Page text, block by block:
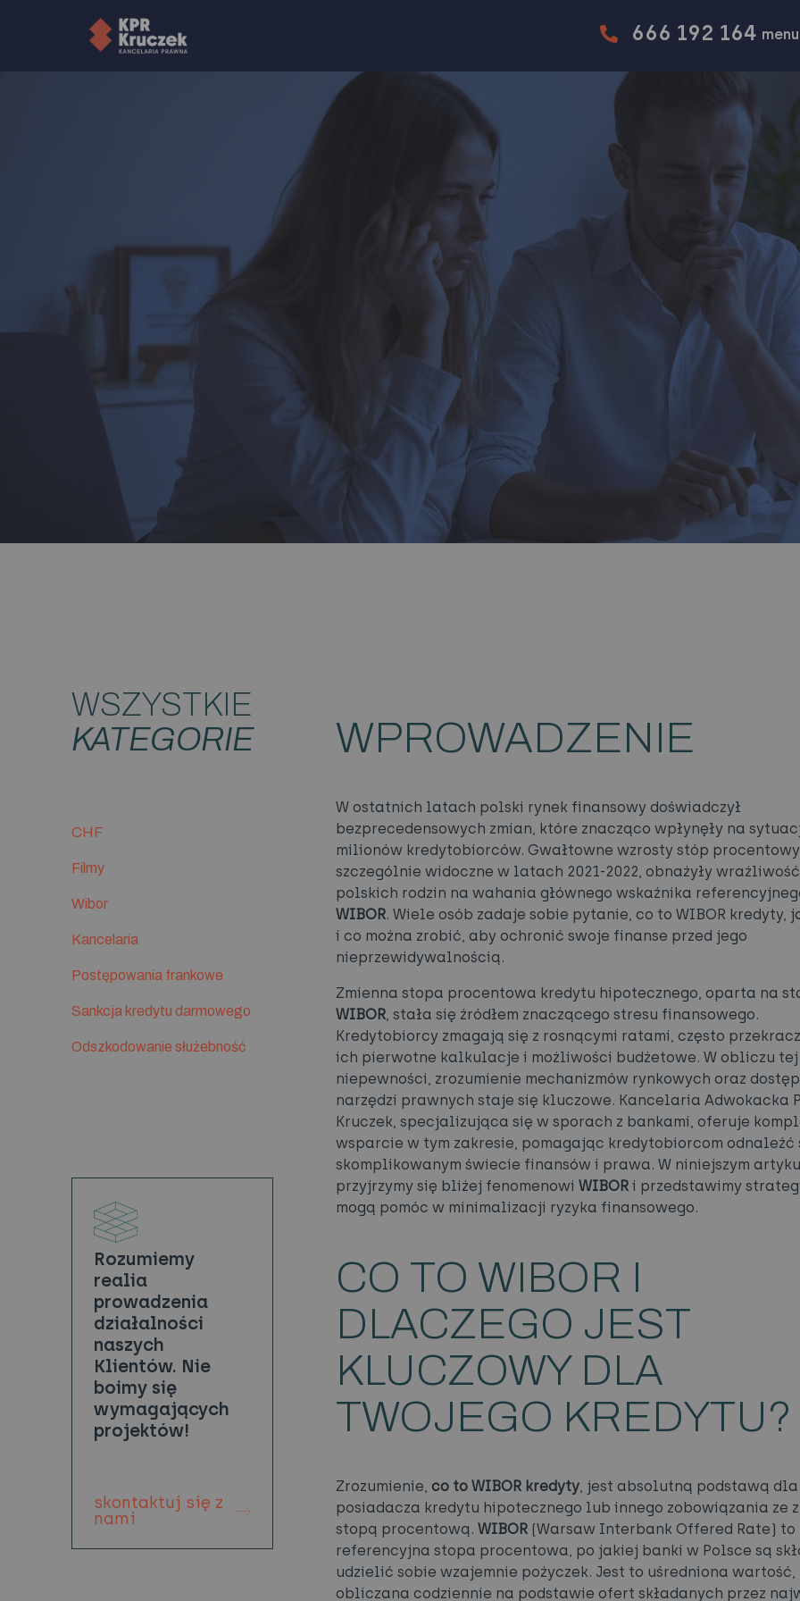
666 192 164 menu
WSZYSTKIE
KATEGORIE
CHF
Filmy
Wibor
Kancelaria
Postępowania frankowe
Sankcja kredytu darmowego
Odszkodowanie służebność
Rozumiemy
realia
prowadzenia
działalności
naszych
Klientów. Nie
boimy się
wymagających
projektów!
skontaktuj się z
nami
WPROWADZENIE
W ostatnich latach polski rynek finansowy doświadczył
bezprecedensowych zmian, które znacząco wpłynęły na
milionów kredytobiorców. Gwałtowne wzrosty stóp
szczególnie widoczne w latach 2021-2022, obnażyły
polskich rodzin na wahania głównego wskaźnika
WIBOR. Wiele osób zadaje sobie pytanie, co to WIBOR kredyty,
i co można zrobić, aby ochronić swoje finanse przed jego
nieprzewidywalnością.
Zmienna stopa procentowa kredytu hipotecznego, oparta na
WIBOR, stała się źródłem znaczącego stresu finansowego.
Kredytobiorcy zmagają się z rosnącymi ratami, często
ich pierwotne kalkulacje i możliwości budżetowe. W obliczu tej
niepewności, zrozumienie mechanizmów rynkowych oraz
narzędzi prawnych staje się kluczowe. Kancelaria Adwokacka
Kruczek, specjalizująca się w sporach z bankami, oferuje
wsparcie w tym zakresie, pomagając kredytobiorcom odnaleźć
skomplikowanym świecie finansów i prawa. W niniejszym
przyjrzymy się bliżej fenomenowi WIBOR i przedstawimy
mogą pomóc w minimalizacji ryzyka finansowego.
CO TO WIBOR I
DLACZEGO JEST
KLUCZOWY DLA
TWOJEGO KREDYTU?
Zrozumienie, co to WIBOR kredyty , jest absolutną podstawą
posiadacza kredytu hipotecznego lub innego zobowiązania ze
stopą procentową. WIBOR (Warsaw Interbank Offered Rate) to
referencyjna stopa procentowa, po jakiej banki w Polsce są
udzielić sobie wzajemnie pożyczek. Jest to uśredniona wartość,
obliczana codziennie na podstawie ofert składanych przez